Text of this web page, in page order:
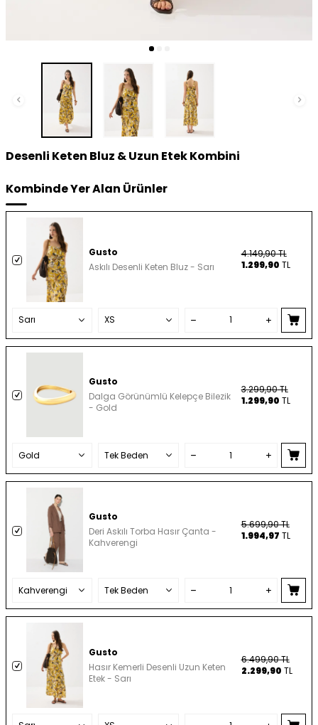
Desenli Keten Bluz & Uzun Etek Kombini
Kombinde Yer Alan Ürünler
Gusto
Askılı Desenli Keten Bluz - Sarı
4.149,90TL
1.299,90 TL
Gusto
Dalga Görünümlü Kelepçe Bilezik
- Gold
3.299,90TL
1.299,90 TL
Gusto
Deri Askılı Torba Hasır Çanta -
Kahverengi
5.699,90TL
1.994,97 TL
Gusto
Hasır Kemerli Desenli Uzun Keten
Etek - Sarı
6.499,90TL
2.299,90 TL